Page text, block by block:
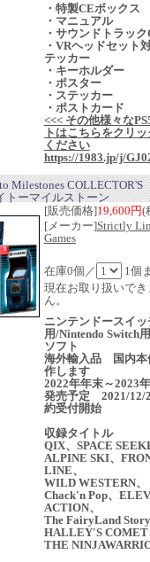
・特製CEボックス
・マニュアル
・サウンドトラック
・VRヘッドセット
テッカー
・キーホルダー
・ポスター
・ステッカー
・ポストカード
<<< その他様々な
トはこちらをクリ
ください
https://1983.jp/j/
Milestones COLLECTOR'S
トーマイルストーン
[販売価格]19,600円(
[メーカー]Strictly
Games
在庫0個／
1個
現在お取り扱いでき
ん。
ニンテンドースイッ
用/Nintendo Switch
ソフト
海外輸入品 国内本
作します
2022年年末～2023
発売予定 2021/12/
約受付開始
収録タイトル
QIX、SPACE
ALPINE SKI、
LINE、
WILD WESTERN、
Chack'n Pop、
ACTION、
The FairyLand
HALLEY'S COMET
THE